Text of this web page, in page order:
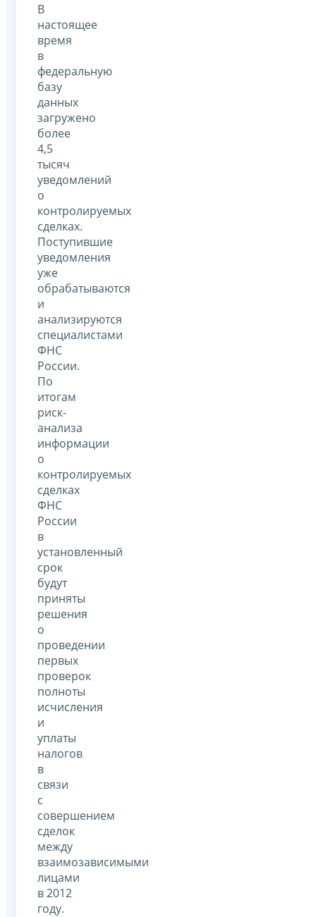
В
настоящее
время
в
федеральную
базу
данных
загружено
более
4,5
тысяч
уведомлений
о
контролируемых
сделках.
Поступившие
уведомления
уже
обрабатываются
и
анализируются
специалистами
ФНС
России.
По
итогам
риск-
анализа
информации
о
контролируемых
сделках
ФНС
России
в
установленный
срок
будут
приняты
решения
о
проведении
первых
проверок
полноты
исчисления
и
уплаты
налогов
в
связи
с
совершением
сделок
между
взаимозависимыми
лицами
в 2012
году.